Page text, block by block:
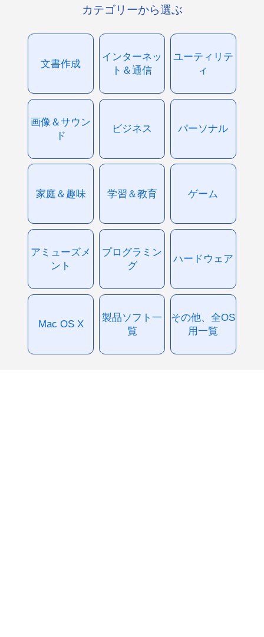
カテゴリーから選ぶ
文書作成
インターネッ
ト＆通信
ユーティリテ
ィ
画像＆サウン
ド
ビジネス パーソナル
家庭＆趣味 学習＆教育 ゲーム
アミューズメ
ント
プログラミン
グ
ハードウェア
Mac OS X
製品ソフト一
覧
その他、全OS
用一覧